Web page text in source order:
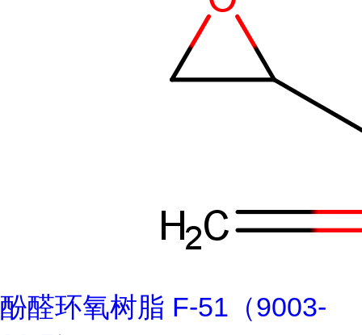
酚醛环氧树脂 F-51（9003-